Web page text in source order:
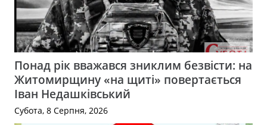
Понад рік вважався зниклим безвісти: на
Житомирщину «на щиті» повертається
Іван Недашківський
Субота, 8 Серпня, 2026